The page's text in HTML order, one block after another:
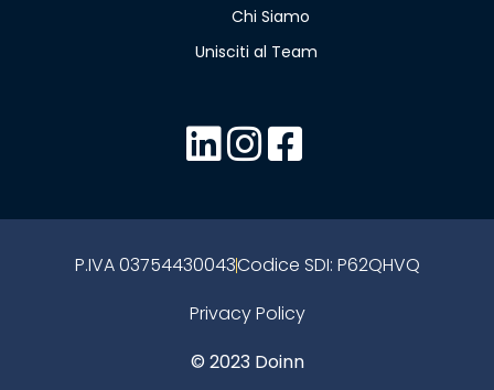
Chi Siamo
Unisciti al Team
© 2023 Doinn
P.IVA 03754430043Codice SDI: P62QHVQ
Privacy Policy